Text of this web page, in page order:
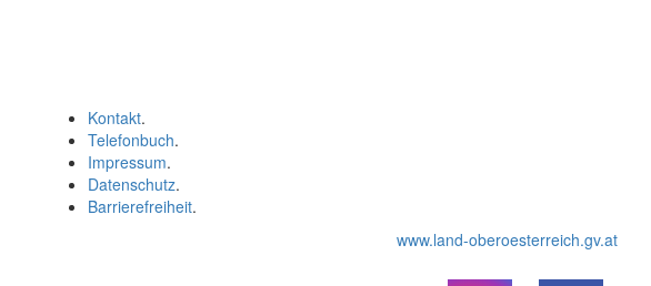
Kontakt.
Telefonbuch.
Impressum.
Datenschutz.
Barrierefreiheit.
www.land-oberoesterreich.gv.at